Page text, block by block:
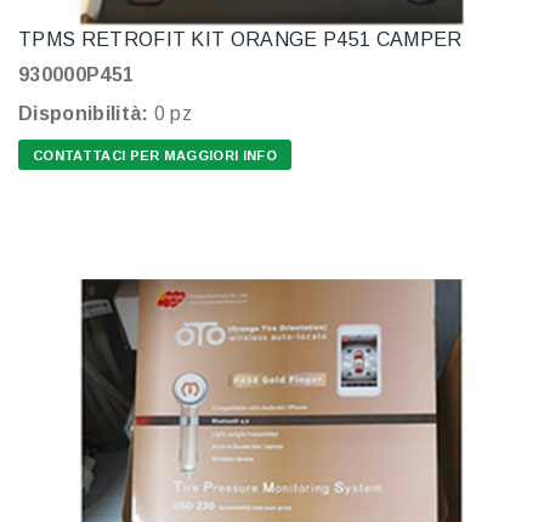
TPMS RETROFIT KIT ORANGE P451 CAMPER
930000P451
Disponibilità: 0 pz
CONTATTACI PER MAGGIORI INFO